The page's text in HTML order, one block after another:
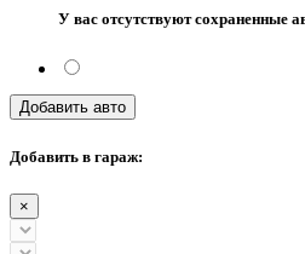
У вас отсутствуют сохраненные
Добавить авто
Добавить в гараж:
×